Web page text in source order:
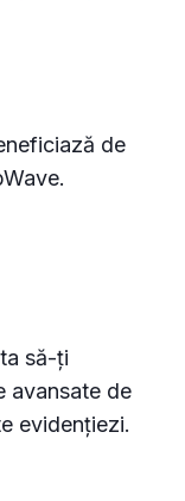
de
să-ți
avansate de
evidențiezi.
uri
stocate pe